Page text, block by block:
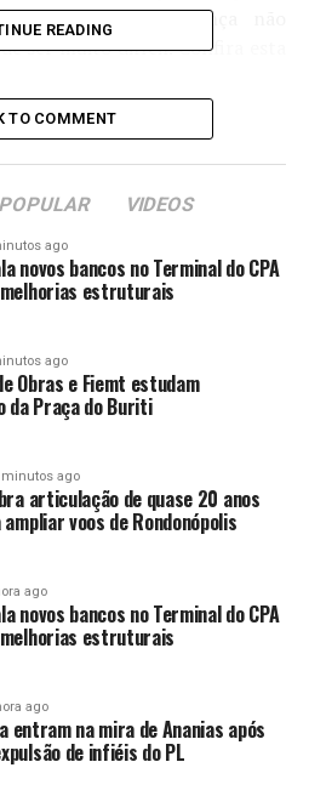
com uma doença não
ser muito difícil. Confira esta
DESTAQUE DOENÇAS
de 40ºC aumenta risco de
causas para o
READING
TO COMMENT
POPULAR VIDEOS
ago
novos bancos no Terminal do CPA
estruturais
ago
Obras e Fiemt estudam
da Praça do Buriti
minutos ago
articulação de quase 20 anos
ampliar voos de Rondonópolis
ago
novos bancos no Terminal do CPA
estruturais
ago
entram na mira de Ananias após
de infiéis do PL